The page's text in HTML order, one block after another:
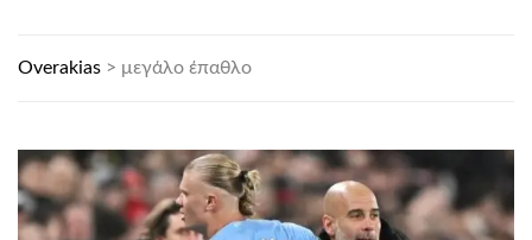
Overakias > μεγάλο έπαθλο